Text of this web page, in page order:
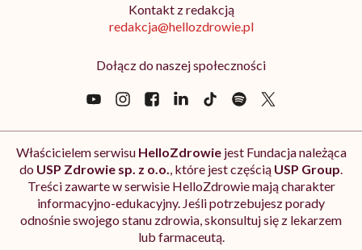
Kontakt z redakcją
redakcja@hellozdrowie.pl
Dołącz do naszej społeczności
Właścicielem serwisu HelloZdrowiejest Fundacja należąca
do USP Zdrowie sp. z o.o., które jest częścią USP Group.
Treści zawarte w serwisie HelloZdrowie mają charakter
informacyjno-edukacyjny. Jeśli potrzebujesz porady
odnośnie swojego stanu zdrowia, skonsultuj się z lekarzem
lub farmaceutą.